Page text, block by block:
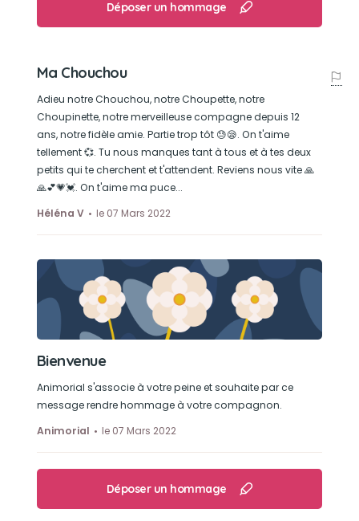
Déposer un hommage
Ma Chouchou
Adieu notre Chouchou, notre Choupette, notre
Choupinette, notre merveilleuse compagne depuis 12
ans, notre fidèle amie. Partie trop tôt 😓😪. On t'aime
tellement 💞. Tu nous manques tant à tous et à tes deux
petits qui te cherchent et t'attendent. Reviens nous vite 🙏
🙏💕💗💓. On t'aime ma puce...
Héléna V
le 07 Mars 2022
Bienvenue
Animorial s'associe à votre peine et souhaite par ce
message rendre hommage à votre compagnon.
Animorial
le 07 Mars 2022
Déposer un hommage